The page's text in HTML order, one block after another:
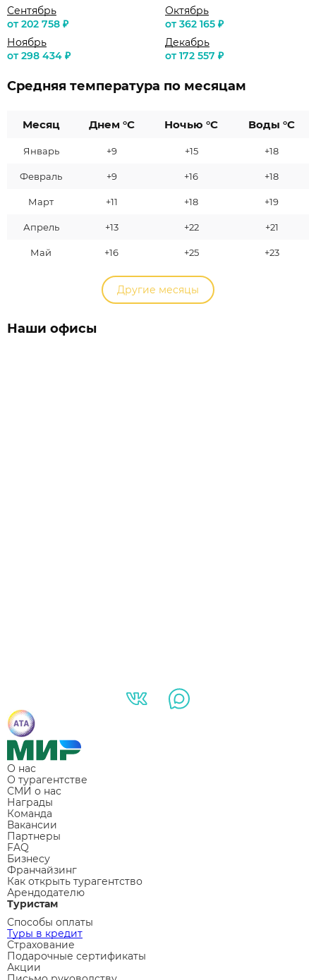
Сентябрь
от 202 758 ₽
Октябрь
от 362 165 ₽
Ноябрь
от 298 434 ₽
Декабрь
от 172 557 ₽
Средняя температура по месяцам
Месяц Днем °C Ночью °C Воды °C
Январь +9 +15 +18
Февраль +9 +16 +18
Март +11 +18 +19
Апрель +13 +22 +21
Май +16 +25 +23
Другие месяцы
Наши офисы
О нас
О турагентстве
СМИ о нас
Награды
Команда
Вакансии
Партнеры
FAQ
Бизнесу
Франчайзинг
Как открыть турагентство
Арендодателю
Туристам
Способы оплаты
Туры в кредит
Страхование
Подарочные сертификаты
Акции